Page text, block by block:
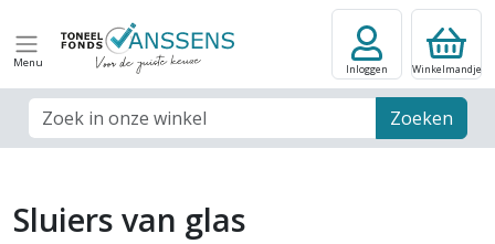
Menu
Zoek veld Zoeken
Inloggen Winkelmandje
Sluiers van glas